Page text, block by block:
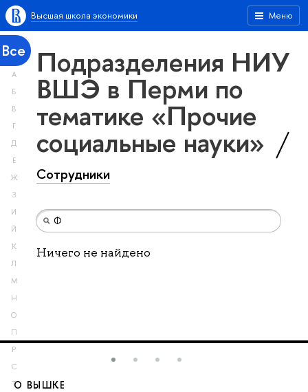
Меню
Высшая школа экономики
Все
А
Б
В
Г
Д
Е
Ж
З
И
Й
К
Л
М
Н
О
П
Р
С
Т
Подразделения НИУ
ВШЭ в Перми по
тематике «Прочие
социальные науки»
Сотрудники
Ничего не найдено
О ВЫШКЕ